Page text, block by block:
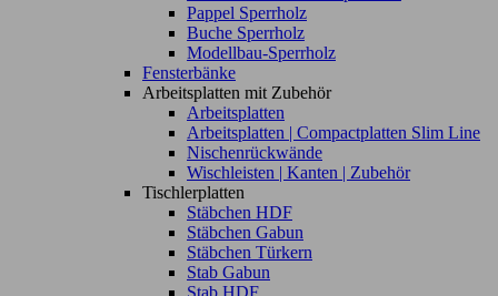
Pappel Sperrholz
Buche Sperrholz
Modellbau-Sperrholz
Fensterbänke
Arbeitsplatten mit Zubehör
Arbeitsplatten
Arbeitsplatten | Compactplatten Slim Line
Nischenrückwände
Wischleisten | Kanten | Zubehör
Tischlerplatten
Stäbchen HDF
Stäbchen Gabun
Stäbchen Türkern
Stab Gabun